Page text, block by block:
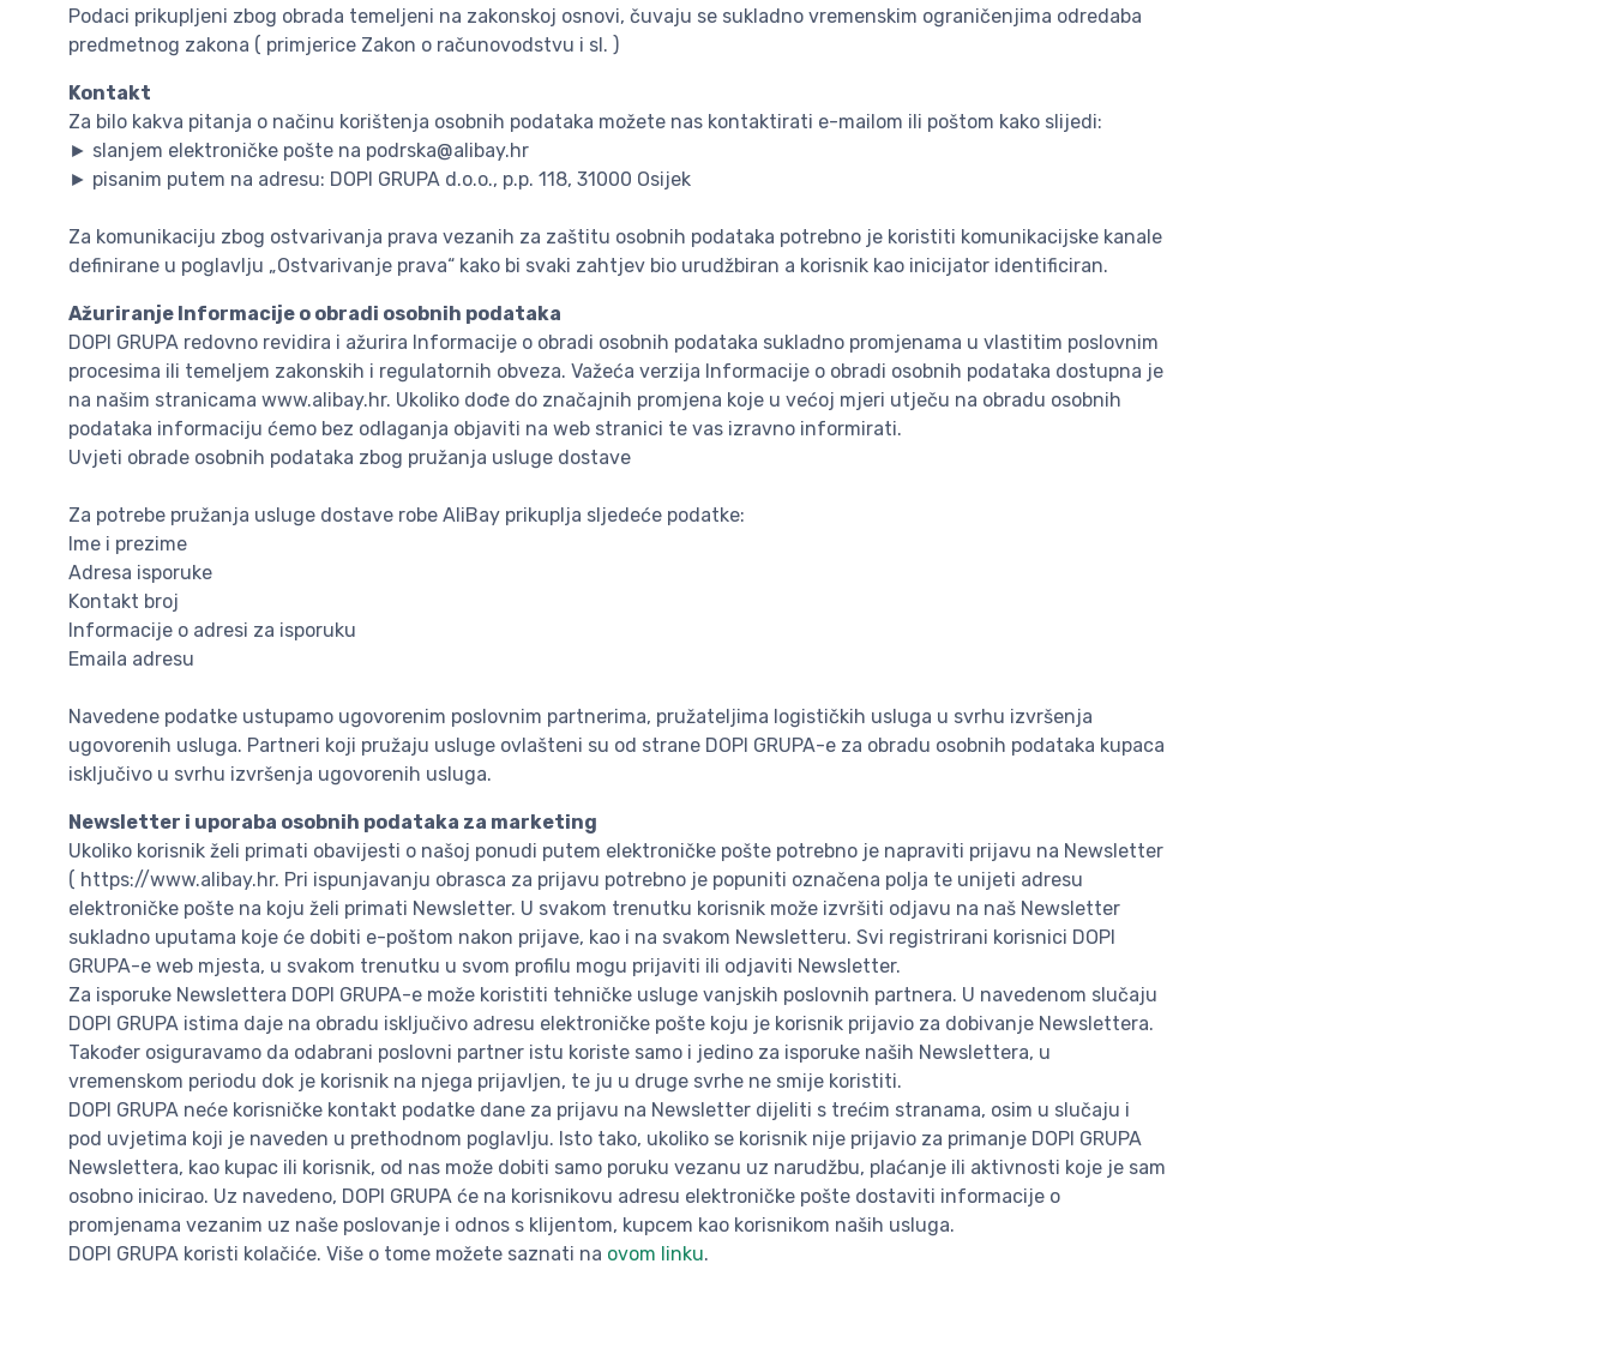
Podaci prikupljeni zbog obrada temeljeni na zakonskoj osnovi, čuvaju se sukladno vremenskim ograničenjima odredaba
predmetnog zakona ( primjerice Zakon o računovodstvu i sl. )
Kontakt
Za bilo kakva pitanja o načinu korištenja osobnih podataka možete nas kontaktirati e-mailom ili poštom kako slijedi:
► slanjem elektroničke pošte na podrska@alibay.hr
► pisanim putem na adresu: DOPI GRUPA d.o.o., p.p. 118, 31000 Osijek
Za komunikaciju zbog ostvarivanja prava vezanih za zaštitu osobnih podataka potrebno je koristiti komunikacijske kanale
definirane u poglavlju „Ostvarivanje prava“ kako bi svaki zahtjev bio urudžbiran a korisnik kao inicijator identificiran.
Ažuriranje Informacije o obradi osobnih podataka
DOPI GRUPA redovno revidira i ažurira Informacije o obradi osobnih podataka sukladno promjenama u vlastitim poslovnim
procesima ili temeljem zakonskih i regulatornih obveza. Važeća verzija Informacije o obradi osobnih podataka dostupna je
na našim stranicama www.alibay.hr. Ukoliko dođe do značajnih promjena koje u većoj mjeri utječu na obradu osobnih
podataka informaciju ćemo bez odlaganja objaviti na web stranici te vas izravno informirati.
Uvjeti obrade osobnih podataka zbog pružanja usluge dostave
Za potrebe pružanja usluge dostave robe AliBay prikuplja sljedeće podatke:
Ime i prezime
Adresa isporuke
Kontakt broj
Informacije o adresi za isporuku
Emaila adresu
Navedene podatke ustupamo ugovorenim poslovnim partnerima, pružateljima logističkih usluga u svrhu izvršenja
ugovorenih usluga. Partneri koji pružaju usluge ovlašteni su od strane DOPI GRUPA-e za obradu osobnih podataka kupaca
isključivo u svrhu izvršenja ugovorenih usluga.
Newsletter i uporaba osobnih podataka za marketing
Ukoliko korisnik želi primati obavijesti o našoj ponudi putem elektroničke pošte potrebno je napraviti prijavu na Newsletter
( https://www.alibay.hr. Pri ispunjavanju obrasca za prijavu potrebno je popuniti označena polja te unijeti adresu
elektroničke pošte na koju želi primati Newsletter. U svakom trenutku korisnik može izvršiti odjavu na naš Newsletter
sukladno uputama koje će dobiti e-poštom nakon prijave, kao i na svakom Newsletteru. Svi registrirani korisnici DOPI
GRUPA-e web mjesta, u svakom trenutku u svom profilu mogu prijaviti ili odjaviti Newsletter.
Za isporuke Newslettera DOPI GRUPA-e može koristiti tehničke usluge vanjskih poslovnih partnera. U navedenom slučaju
DOPI GRUPA istima daje na obradu isključivo adresu elektroničke pošte koju je korisnik prijavio za dobivanje Newslettera.
Također osiguravamo da odabrani poslovni partner istu koriste samo i jedino za isporuke naših Newslettera, u
vremenskom periodu dok je korisnik na njega prijavljen, te ju u druge svrhe ne smije koristiti.
DOPI GRUPA neće korisničke kontakt podatke dane za prijavu na Newsletter dijeliti s trećim stranama, osim u slučaju i
pod uvjetima koji je naveden u prethodnom poglavlju. Isto tako, ukoliko se korisnik nije prijavio za primanje DOPI GRUPA
Newslettera, kao kupac ili korisnik, od nas može dobiti samo poruku vezanu uz narudžbu, plaćanje ili aktivnosti koje je sam
osobno inicirao. Uz navedeno, DOPI GRUPA će na korisnikovu adresu elektroničke pošte dostaviti informacije o
promjenama vezanim uz naše poslovanje i odnos s klijentom, kupcem kao korisnikom naših usluga.
DOPI GRUPA koristi kolačiće. Više o tome možete saznati na ovom linku.